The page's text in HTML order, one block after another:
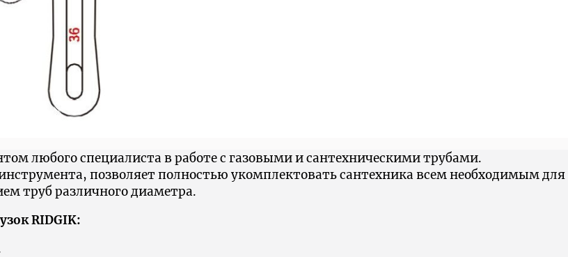
любого специалиста в работе с газовыми и сантехническими трубами.
позволяет полностью укомплектовать сантехника всем необходимым для
труб различного диаметра.
RIDGIK: